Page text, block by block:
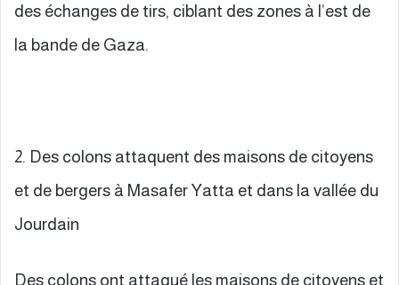
des échanges de tirs, ciblant des zones à l’est de
la bande de Gaza.
2. Des colons attaquent des maisons de citoyens
et de bergers à Masafer Yatta et dans la vallée du
Jourdain
Des colons ont attaqué les maisons de citoyens et